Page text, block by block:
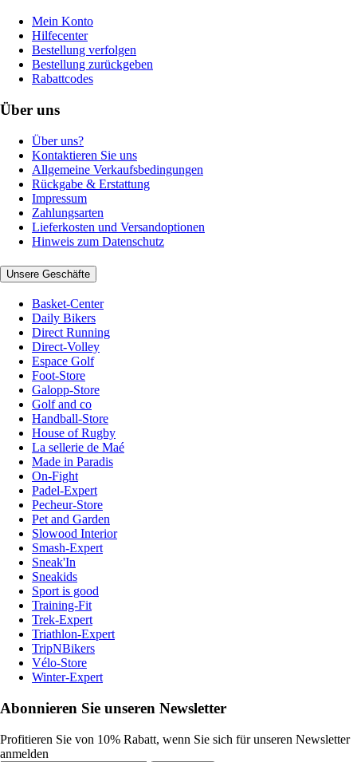
Mein Konto
Hilfecenter
Bestellung verfolgen
Bestellung zurückgeben
Rabattcodes
Über uns
Über uns?
Kontaktieren Sie uns
Allgemeine Verkaufsbedingungen
Rückgabe & Erstattung
Impressum
Zahlungsarten
Lieferkosten und Versandoptionen
Hinweis zum Datenschutz
Unsere Geschäfte
Basket-Center
Daily Bikers
Direct Running
Direct-Volley
Espace Golf
Foot-Store
Galopp-Store
Golf and co
Handball-Store
House of Rugby
La sellerie de Maé
Made in Paradis
On-Fight
Padel-Expert
Pecheur-Store
Pet and Garden
Slowood Interior
Smash-Expert
Sneak'In
Sneakids
Sport is good
Training-Fit
Trek-Expert
Triathlon-Expert
TripNBikers
Vélo-Store
Winter-Expert
Abonnieren Sie unseren Newsletter
Profitieren Sie von 10% Rabatt, wenn Sie sich für unseren Newsletter
anmelden